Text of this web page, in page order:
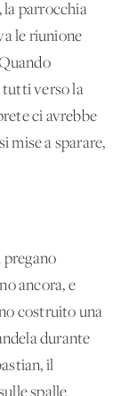
la parrocchia
le riunione
tutti verso la
ci avrebbe
mise a sparare,
pregano
ancora, e
costruito una
durante
il
spalle